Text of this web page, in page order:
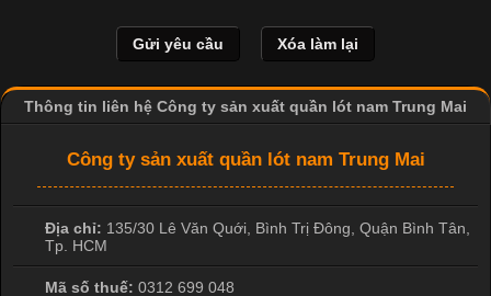
hình ảnh sắc nét và bền màu. Đặc biệt, kỹ thuật này được ứng
dụng rộng rãi trong sản xuất áo thun, đồ thể thao
Thông tin liên hệ Công ty sản xuất quần lót nam Trung Mai
Công ty sản xuất quần lót nam Trung Mai
Địa chỉ: 135/30 Lê Văn Quới, Bình Trị Đông Quận Bình Tân
Tp. HCM
Mã số thuế: 0312 699 048